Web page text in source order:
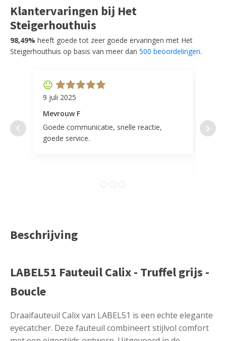
Klantervaringen bij Het
Steigerhouthuis
98,49% heeft goede tot zeer goede ervaringen met Het
Steigerhouthuis op basis van meer dan 500 beoordelingen.
9 juli 2025
Mevrouw F
Goede communicatie, snelle reactie,
goede service.
door
Beschrijving
LABEL51 Fauteuil Calix - Truffel grijs -
Boucle
Draaifauteuil Calix van LABEL51 is een echte elegante
eyecatcher. Deze fauteuil combineert stijlvol comfort